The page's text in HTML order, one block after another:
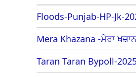
Floods-Punjab-HP-Jk-
Mera Khazana -ਮੇਰਾ
Taran Taran Bypoll-